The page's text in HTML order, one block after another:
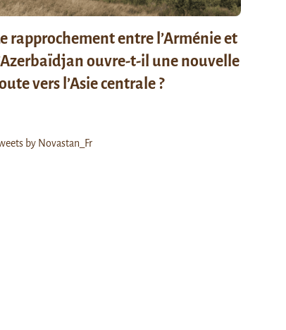
rapprochement entre l’Arménie et
ouvre-t-il une nouvelle
vers l’Asie centrale ?
by Novastan_Fr